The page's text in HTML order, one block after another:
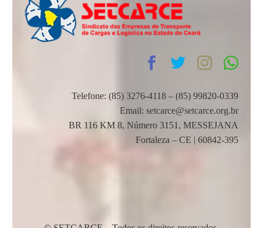
Telefone: (85) 3276-4118 – (85) 99820-0339
Email: setcarce@setcarce.org.br
BR 116 KM 8, Número 3151, MESSEJANA
Fortaleza – CE | 60842-395